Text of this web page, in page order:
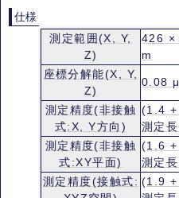
仕様
測定範囲(X, Y,
Z)
426 ×
m
座標分解能(X, Y,
Z)
0.08
測定精度(非接触
式:X, Y方向)
(1.4
測定
測定精度(非接触
式:XY平面)
(1.6
測定
測定精度(接触式: (1.9